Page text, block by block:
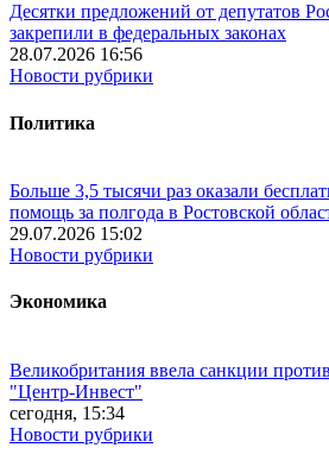
Десятки предложений от депутатов
закрепили в федеральных законах
28.07.2026 16:56
Новости рубрики
Политика
Больше 3,5 тысячи раз оказали
помощь за полгода в Ростовской
29.07.2026 15:02
Новости рубрики
Экономика
Великобритания ввела санкции
"Центр-Инвест"
сегодня, 15:34
Новости рубрики